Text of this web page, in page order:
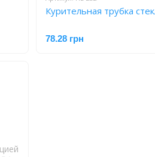
Курительная трубка
78.28 грн